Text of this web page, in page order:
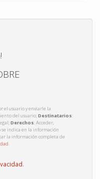
el usuario y enviarle la
del usuario;Destinatarios:
Derechos: Acceder,
se indica en la información
la información completa de
.
.